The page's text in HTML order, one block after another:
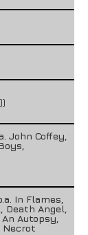
John Coffey,
In Flames,
Death Angel,
Autopsy,
Necrot